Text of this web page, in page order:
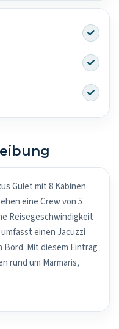
Yes
Yes
Yes
Gulet mit 8 Kabinen
eine Crew von 5
Reisegeschwindigkeit
einen Jacuzzi
Bord. Mit diesem Eintrag
rund um Marmaris,